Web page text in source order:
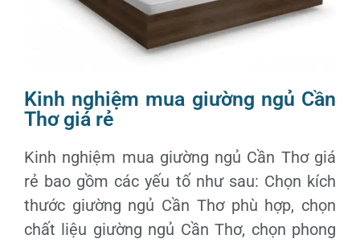
Kinh nghiệm mua giường ngủ Cần
Thơ giá rẻ
Kinh nghiệm mua giường ngủ Cần Thơ giá
rẻ bao gồm các yếu tố như sau: Chọn kích
thước giường ngủ Cần Thơ phù hợp, chọn
chất liệu giường ngủ Cần Thơ, chọn phong